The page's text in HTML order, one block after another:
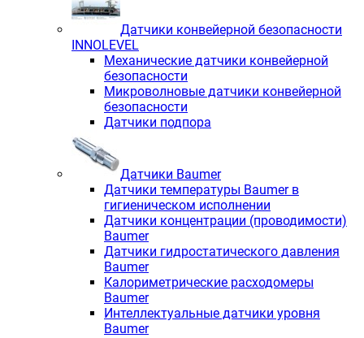
Датчики конвейерной безопасности
INNOLEVEL
Механические датчики конвейерной
безопасности
Микроволновые датчики конвейерной
безопасности
Датчики подпора
Датчики Baumer
Датчики температуры Baumer в
гигиеническом исполнении
Датчики концентрации (проводимости)
Baumer
Датчики гидростатического давления
Baumer
Калориметрические расходомеры
Baumer
Интеллектуальные датчики уровня
Baumer